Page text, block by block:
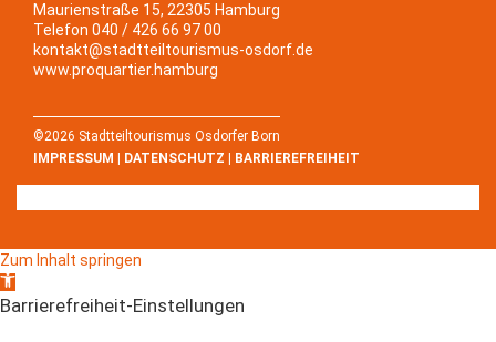
Maurienstraße 15, 22305 Hamburg
Telefon 040 / 426 66 97 00
kontakt@stadtteiltourismus-osdorf.de
www.proquartier.hamburg
©2026 Stadtteiltourismus Osdorfer Born
IMPRESSUM
DATENSCHUTZ BARRIEREFREIHEIT
Zum Inhalt springen
Werkzeugleiste
öffnen
Barrierefreiheit-Einstellungen